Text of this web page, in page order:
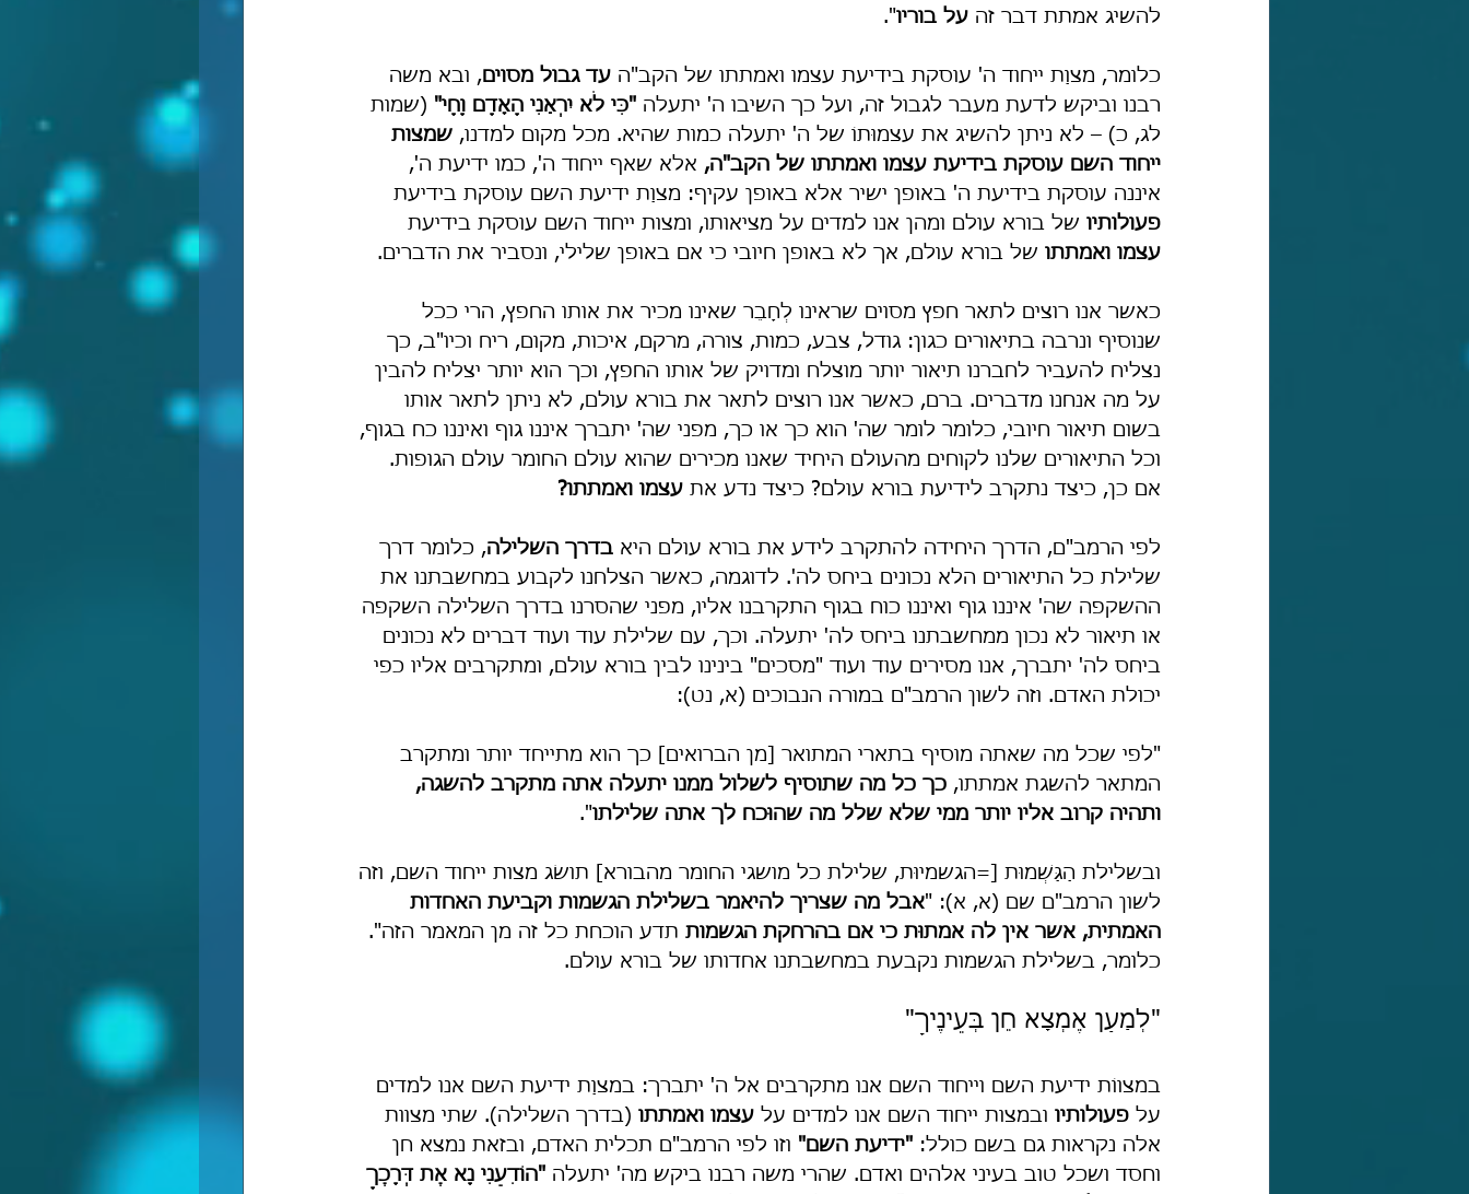
להשיג אמתת דבר זה על בוריו".
כלומר, מצוַת ייחוד ה' עוסקת בידיעת עצמו ואמתתו של הקב"ה עד גבול מסוים, ובא משה
רבנו וביקש לדעת מעבר לגבול זה, ועל כך השיבו ה' יתעלה "כִּי לֹא יִרְאַנִי הָאָדָם וָחָי" (שמות
לג, כ) – לא ניתן להשיג את עצמוּתוֹ של ה' יתעלה כמות שהיא. מכל מקום למדנו, שמצות
ייחוד השם עוסקת בידיעת עצמו ואמתתו של הקב"ה, אלא שאף ייחוד ה', כמו ידיעת ה',
איננה עוסקת בידיעת ה' באופן ישיר אלא באופן עקיף: מצוַת ידיעת השם עוסקת בידיעת
פעולותיו של בורא עולם ומהן אנו למדים על מציאותו, ומצות ייחוד השם עוסקת בידיעת
עצמו ואמתתו של בורא עולם, אך לא באופן חיובי כי אם באופן שלילי, ונסביר את הדברים.
כאשר אנו רוצים לתאר חפץ מסוים שראינו לְחָבֵר שאינו מכיר את אותו החפץ, הרי ככל
שנוסיף ונרבה בתיאורים כגון: גודל, צבע, כמות, צורה, מרקם, איכות, מקום, ריח וכיו"ב, כך
נצליח להעביר לחברנו תיאור יותר מוצלח ומדויק של אותו החפץ, וכך הוא יותר יצליח להבין
על מה אנחנו מדברים. ברם, כאשר אנו רוצים לתאר את בורא עולם, לא ניתן לתאר אותו
בשום תיאור חיובי, כלומר לומר שה' הוא כך או כך, מפני שה' יתברך איננו גוף ואיננו כח בגוף,
וכל התיאורים שלנו לקוחים מהעולם היחיד שאנו מכירים שהוא עולם החומר עולם הגופות.
אם כן, כיצד נתקרב לידיעת בורא עולם? כיצד נדע את עצמו ואמתתו?
לפי הרמב"ם, הדרך היחידה להתקרב לידע את בורא עולם היא בדרך השלילה, כלומר דרך
שלילת כל התיאורים הלא נכונים ביחס לה'. לדוגמה, כאשר הצלחנו לקבוע במחשבתנו את
ההשקפה שה' איננו גוף ואיננו כוח בגוף התקרבנו אליו, מפני שהסרנו בדרך השלילה השקפה
או תיאור לא נכון ממחשבתנו ביחס לה' יתעלה. וכך, עם שלילת עוד ועוד דברים לא נכונים
ביחס לה' יתברך, אנו מסירים עוד ועוד "מסכים" בינינו לבין בורא עולם, ומתקרבים אליו כפי
יכולת האדם. וזה לשון הרמב"ם במורה הנבוכים (א, נט):
"לפי שכל מה שאתה מוסיף בתארי המתואר [מן הברואים] כך הוא מתייחד יותר ומתקרב
המתאר להשגת אמתתו, כך כל מה שתוסיף לשלול ממנו יתעלה אתה מתקרב להשגה,
ותהיה קרוב אליו יותר ממי שלא שלל מה שהוּכח לך אתה שלילתו".
ובשלילת הַגַּשְׁמוּת [=הגשמיוּת, שלילת כל מושגי החומר מהבורא] תושׂג מצות ייחוד השם, וזה
לשון הרמב"ם שם (א, א): "אבל מה שצריך להיאמר בשלילת הגשמות וקביעת האחדות
האמתית, אשר אין לה אמתוּת כי אם בהרחקת הגשמות תדע הוכחת כל זה מן המאמר הזה".
כלומר, בשלילת הגשמות נקבעת במחשבתנו אחדותו של בורא עולם.
"לְמַעַן אֶמְצָא חֵן בְּעֵינֶיךָ"
במצווֹת ידיעת השם וייחוד השם אנו מתקרבים אל ה' יתברך: במצוַת ידיעת השם אנו למדים
על פעולותיו ובמצות ייחוד השם אנו למדים על עצמו ואמתתו (בדרך השלילה). שתי מצוות
אלה נקראות גם בשם כולל: "ידיעת השם" וזו לפי הרמב"ם תכלית האדם, ובזאת נמצא חן
וחסד ושכל טוב בעיני אלהים ואדם. שהרי משה רבנו ביקש מה' יתעלה "הוֹדִעֵנִי נָא אֶת דְּרָכֶךָ